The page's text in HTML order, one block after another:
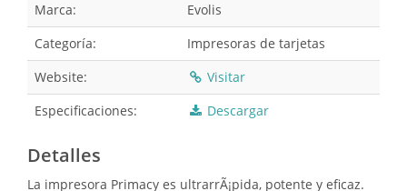
Marca:
Evolis
Categoría:
Impresoras de tarjetas
Website:
Visitar
Especificaciones:
Descargar
Detalles
La impresora Primacy es ultrarrÃ¡pida, potente y eficaz.